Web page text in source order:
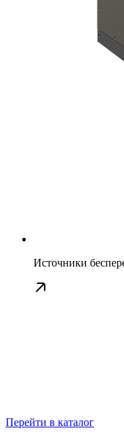
Источники
Перейти в каталог